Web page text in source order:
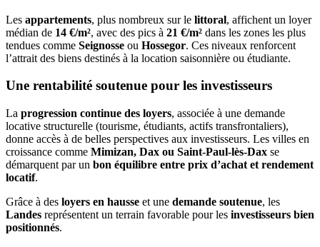
Les appartements, plus nombreux sur le littoral, affichent un loyer
médian de 14 €/m², avec des pics à 21 €/m² dans les zones les plus
tendues comme Seignosse ou Hossegor. Ces niveaux renforcent
l’attrait des biens destinés à la location saisonnière ou étudiante.
Une rentabilité soutenue pour les investisseurs
La progression continue des loyers, associée à une demande
locative structurelle (tourisme, étudiants, actifs transfrontaliers),
donne accès à de belles perspectives aux investisseurs. Les villes en
croissance comme Mimizan, Dax ou Saint-Paul-lès-Dax se
démarquent par un bon équilibre entre prix d’achat et rendement
locatif.
Grâce à des loyers en hausse et une demande soutenue, les
Landes représentent un terrain favorable pour les investisseurs bien
positionnés.